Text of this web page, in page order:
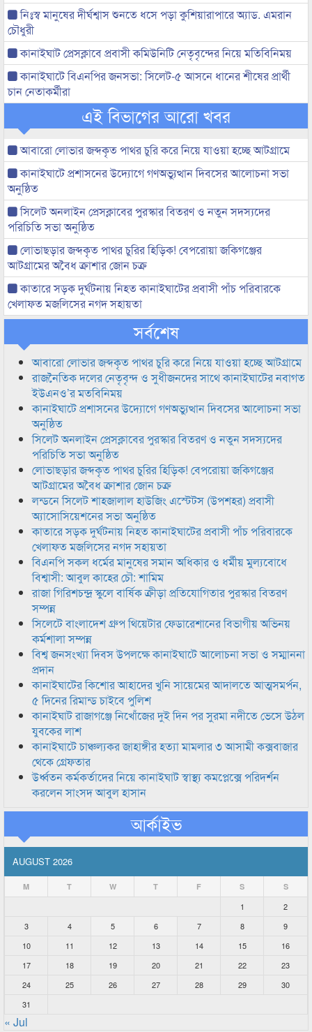
নিঃস্ব মানুষের দীর্ঘশ্বাস শুনতে ধসে পড়া কুশিয়ারাপারে অ্যাড. এমরান
চৌধুরী
কানাইঘাট প্রেসক্লাবে প্রবাসী কমিউনিটি নেতৃবৃন্দের নিয়ে মতিবিনিময়
কানাইঘাটে বিএনপির জনসভা: সিলেট-৫ আসনে ধানের শীষের প্রার্থী
চান নেতাকর্মীরা
এই বিভাগের আরো খবর
আবারো লোভার জব্দকৃত পাথর চুরি করে নিয়ে যাওয়া হচ্ছে আটগ্রামে
কানাইঘাটে প্রশাসনের উদ্যোগে গণঅভ্যুত্থান দিবসের আলোচনা সভা
অনুষ্ঠিত
সিলেট অনলাইন প্রেসক্লাবের পুরস্কার বিতরণ ও নতুন সদস্যদের
পরিচিতি সভা অনুষ্ঠিত
লোভাছড়ার জব্দকৃত পাথর চুরির হিড়িক! বেপরোয়া জকিগঞ্জের
আটগ্রামের অবৈধ ক্রাশার জোন চক্র
কাতারে সড়ক দুর্ঘটনায় নিহত কানাইঘাটের প্রবাসী পাঁচ পরিবারকে
খেলাফত মজলিসের নগদ সহায়তা
সর্বশেষ
আবারো লোভার জব্দকৃত পাথর চুরি করে নিয়ে যাওয়া হচ্ছে আটগ্রামে
রাজনৈতিক দলের নেতৃবৃন্দ ও সুধীজনদের সাথে কানাইঘাটের নবাগত
ইউএনও’র মতবিনিময়
কানাইঘাটে প্রশাসনের উদ্যোগে গণঅভ্যুত্থান দিবসের আলোচনা সভা
অনুষ্ঠিত
সিলেট অনলাইন প্রেসক্লাবের পুরস্কার বিতরণ ও নতুন সদস্যদের
পরিচিতি সভা অনুষ্ঠিত
লোভাছড়ার জব্দকৃত পাথর চুরির হিড়িক! বেপরোয়া জকিগঞ্জের
আটগ্রামের অবৈধ ক্রাশার জোন চক্র
লন্ডনে সিলেট শাহজালাল হাউজিং এস্টেটস (উপশহর) প্রবাসী
অ্যাসোসিয়েশনের সভা অনুষ্ঠিত
কাতারে সড়ক দুর্ঘটনায় নিহত কানাইঘাটের প্রবাসী পাঁচ পরিবারকে
খেলাফত মজলিসের নগদ সহায়তা
বিএনপি সকল ধর্মের মানুষের সমান অধিকার ও ধর্মীয় মুল্যবোধে
বিশ্বাসী: আবুল কাহের চৌ: শামিম
রাজা গিরিশচন্দ্র স্কুলে বার্ষিক ক্রীড়া প্রতিযোগিতার পুরস্কার বিতরণ
সম্পন্ন
সিলেটে বাংলাদেশ গ্রুপ থিয়েটার ফেডারেশানের বিভাগীয় অভিনয়
কর্মশালা সম্পন্ন
বিশ্ব জনসংখ্যা দিবস উপলক্ষে কানাইঘাটে আলোচনা সভা ও সম্মাননা
প্রদান
কানাইঘাটের কিশোর আহাদের খুনি সায়েমের আদালতে আত্মসমর্পন,
৫ দিনের রিমান্ড চাইবে পুলিশ
কানাইঘাট রাজাগঞ্জে নিখোঁজের দুই দিন পর সুরমা নদীতে ভেসে উঠল
যুবকের লাশ
কানাইঘাটে চাঞ্চল্যকর জাহাঙ্গীর হত্যা মামলার ৩ আসামী কক্সবাজার
থেকে গ্রেফতার
উর্ধ্বতন কর্মকর্তাদের নিয়ে কানাইঘাট স্বাস্থ্য কমপ্লেক্সে পরিদর্শন
করলেন সাংসদ আবুল হাসান
আর্কাইভ
AUGUST 2026
M T W T F S S
1
2
3
4 5 6 7 8
9
10
11 12 13 14 15
16
17
18 19 20 21 22
23
24
25 26 27 28 29
30
31
« Jul